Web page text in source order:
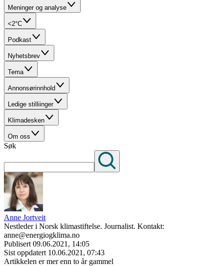
Meninger og analyse
<2°C
Podkast
Nyhetsbrev
Tema
Annonsørinnhold
Ledige stilliinger
Klimadesken
Om oss
Søk
Anne Jortveit
Nestleder i Norsk klimastiftelse. Journalist. Kontakt:
anne@energiogklima.no
Publisert 09.06.2021, 14:05
Sist oppdatert 10.06.2021, 07:43
Artikkelen er mer enn to år gammel